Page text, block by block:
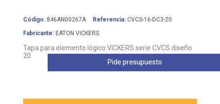
Código: 846AN00267A Referencia: CVCS-16-DC3-20
Fabricante: EATON VICKERS
Tapa para elemento lógico VICKERS serie CVCS diseño
20
Pide presupuesto